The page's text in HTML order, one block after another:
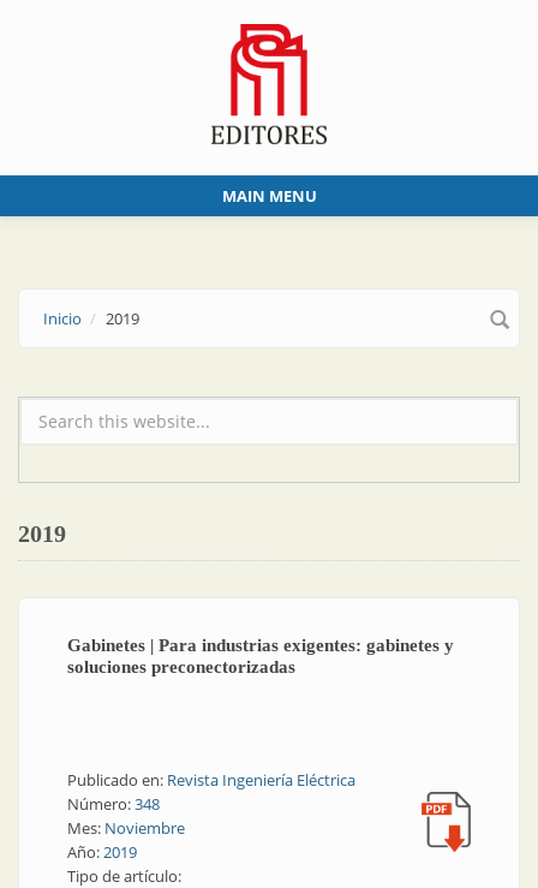
MAIN MENU
Inicio 2019
Formulario de búsqueda
2019
Gabinetes | Para industrias exigentes: gabinetes y
soluciones preconectorizadas
Publicado en: Revista Ingeniería Eléctrica
Número:348
Mes: Noviembre
Año:2019
Tipo de artículo: